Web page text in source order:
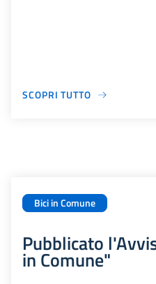
SCOPRI TUTTO
Bici in Comune
Pubblicato
in Comune"